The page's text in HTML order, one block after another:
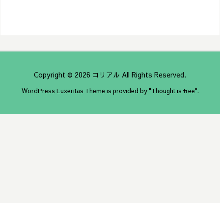
Copyright © 2026 コリアル All Rights Reserved.
WordPress Luxeritas Theme is provided by "Thought is free".